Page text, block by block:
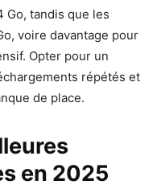
Go, tandis que les
voire davantage pour
Opter pour un
répétés et
de place.
en 2025